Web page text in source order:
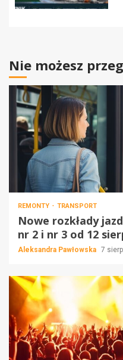
Nie możesz
REMONTY TRANSPORT
Nowe rozkłady
nr 2 i nr 3 od 12
Aleksandra Pawłowska 7